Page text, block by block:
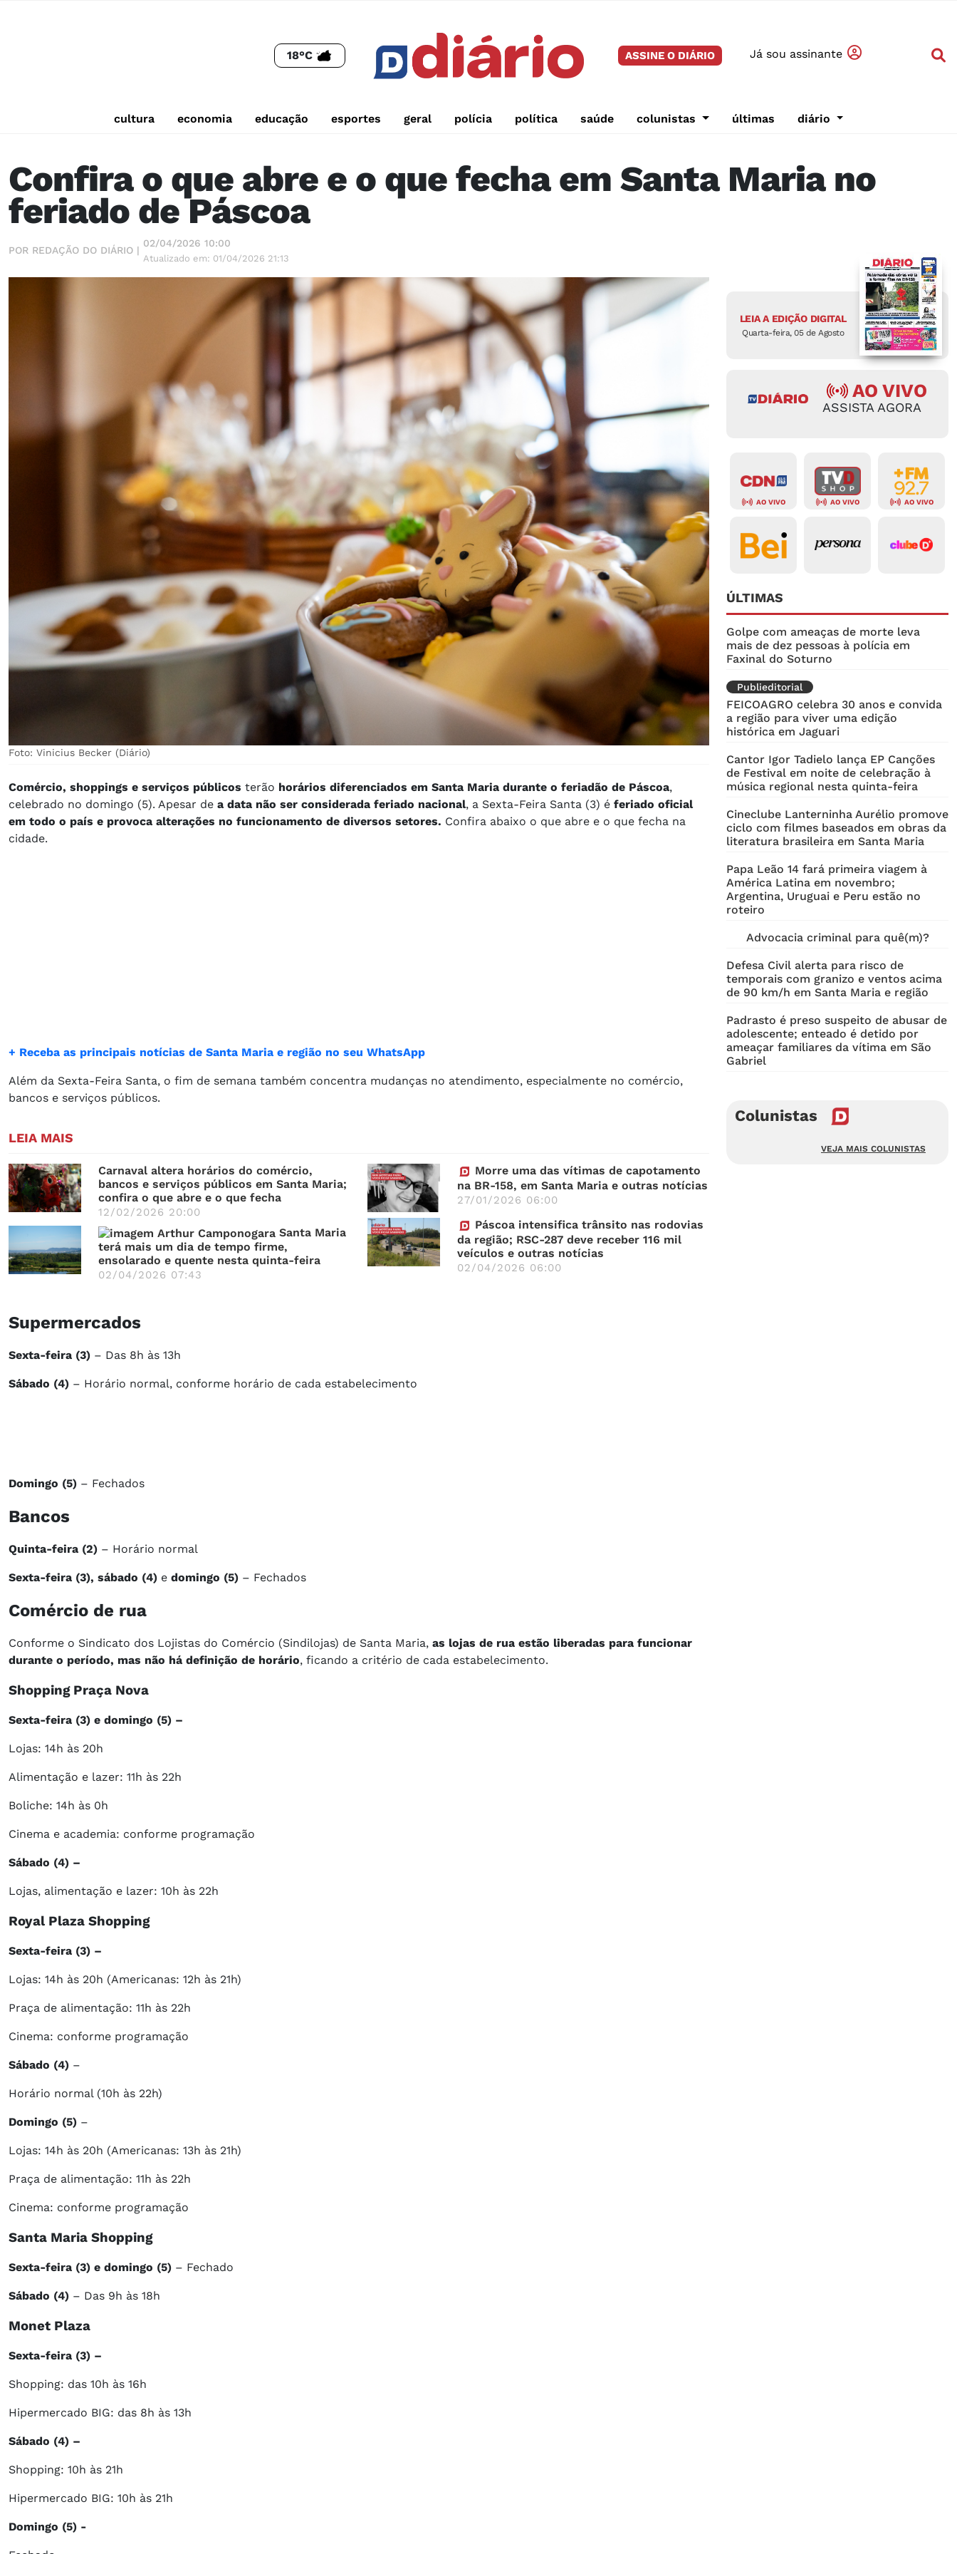
18°C ASSINE O DIÁRIO Já sou assinante
cultura economia educação esportes geral polícia política saúde colunistas últimas diário
Confira o que abre e o que fecha em Santa Maria no
feriado de Páscoa
POR REDAÇÃO DO DIÁRIO |
02/04/2026 10:00
Atualizado em: 01/04/2026 21:13
Foto: Vinicius Becker (Diário)
Comércio, shoppings e serviços públicos terão horários diferenciados em Santa Maria durante o feriadão de Páscoa,
celebrado no domingo (5). Apesar de a data não ser considerada feriado nacional, a Sexta-Feira Santa (3) é feriado oficial
em todo o país e provoca alterações no funcionamento de diversos setores. Confira abaixo o que abre e o que fecha na
cidade.
+ Receba as principais notícias de Santa Maria e região no seu WhatsApp
Além da Sexta-Feira Santa, o fim de semana também concentra mudanças no atendimento, especialmente no comércio,
bancos e serviços públicos.
LEIA MAIS
Carnaval altera horários do comércio,
bancos e serviços públicos em Santa Maria;
confira o que abre e o que fecha
12/02/2026 20:00
Santa Maria
terá mais um dia de tempo firme,
ensolarado e quente nesta quinta-feira
02/04/2026 07:43
Morre uma das vítimas de capotamento
na BR-158, em Santa Maria e outras notícias
27/01/2026 06:00
Páscoa intensifica trânsito nas rodovias
da região; RSC-287 deve receber 116 mil
veículos e outras notícias
02/04/2026 06:00
Supermercados
Sexta-feira (3) – Das 8h às 13h
Sábado (4) – Horário normal, conforme horário de cada estabelecimento
Domingo (5) – Fechados
Bancos
Quinta-feira (2) – Horário normal
Sexta-feira (3), sábado (4) e domingo (5) – Fechados
Comércio de rua
Conforme o Sindicato dos Lojistas do Comércio (Sindilojas) de Santa Maria, as lojas de rua estão liberadas para funcionar
durante o período, mas não há definição de horário, ficando a critério de cada estabelecimento.
Shopping Praça Nova
Sexta-feira (3) e domingo (5) –
Lojas: 14h às 20h
Alimentação e lazer: 11h às 22h
Boliche: 14h às 0h
Cinema e academia: conforme programação
Sábado (4) –
Lojas, alimentação e lazer: 10h às 22h
Royal Plaza Shopping
Sexta-feira (3) –
Lojas: 14h às 20h (Americanas: 12h às 21h)
Praça de alimentação: 11h às 22h
Cinema: conforme programação
Sábado (4) –
Horário normal (10h às 22h)
Domingo (5) –
Lojas: 14h às 20h (Americanas: 13h às 21h)
Praça de alimentação: 11h às 22h
Cinema: conforme programação
Santa Maria Shopping
Sexta-feira (3) e domingo (5) – Fechado
Sábado (4) – Das 9h às 18h
Monet Plaza
Sexta-feira (3) –
Shopping: das 10h às 16h
Hipermercado BIG: das 8h às 13h
Sábado (4) –
Shopping: 10h às 21h
Hipermercado BIG: 10h às 21h
Domingo (5) -
LEIA A EDIÇÃO DIGITAL
Quarta-feira, 05 de Agosto
AO VIVO
ASSISTA AGORA
AO VIVO AO VIVO AO VIVO
ÚLTIMAS
Golpe com ameaças de morte leva
mais de dez pessoas à polícia em
Faxinal do Soturno
Publieditorial
FEICOAGRO celebra 30 anos e convida
a região para viver uma edição
histórica em Jaguari
Cantor Igor Tadielo lança EP Canções
de Festival em noite de celebração à
música regional nesta quinta-feira
Cineclube Lanterninha Aurélio promove
ciclo com filmes baseados em obras da
literatura brasileira em Santa Maria
Papa Leão 14 fará primeira viagem à
América Latina em novembro;
Argentina, Uruguai e Peru estão no
roteiro
Advocacia criminal para quê(m)?
Defesa Civil alerta para risco de
temporais com granizo e ventos acima
de 90 km/h em Santa Maria e região
Padrasto é preso suspeito de abusar de
adolescente; enteado é detido por
ameaçar familiares da vítima em São
Gabriel
Colunistas
VEJA MAIS COLUNISTAS